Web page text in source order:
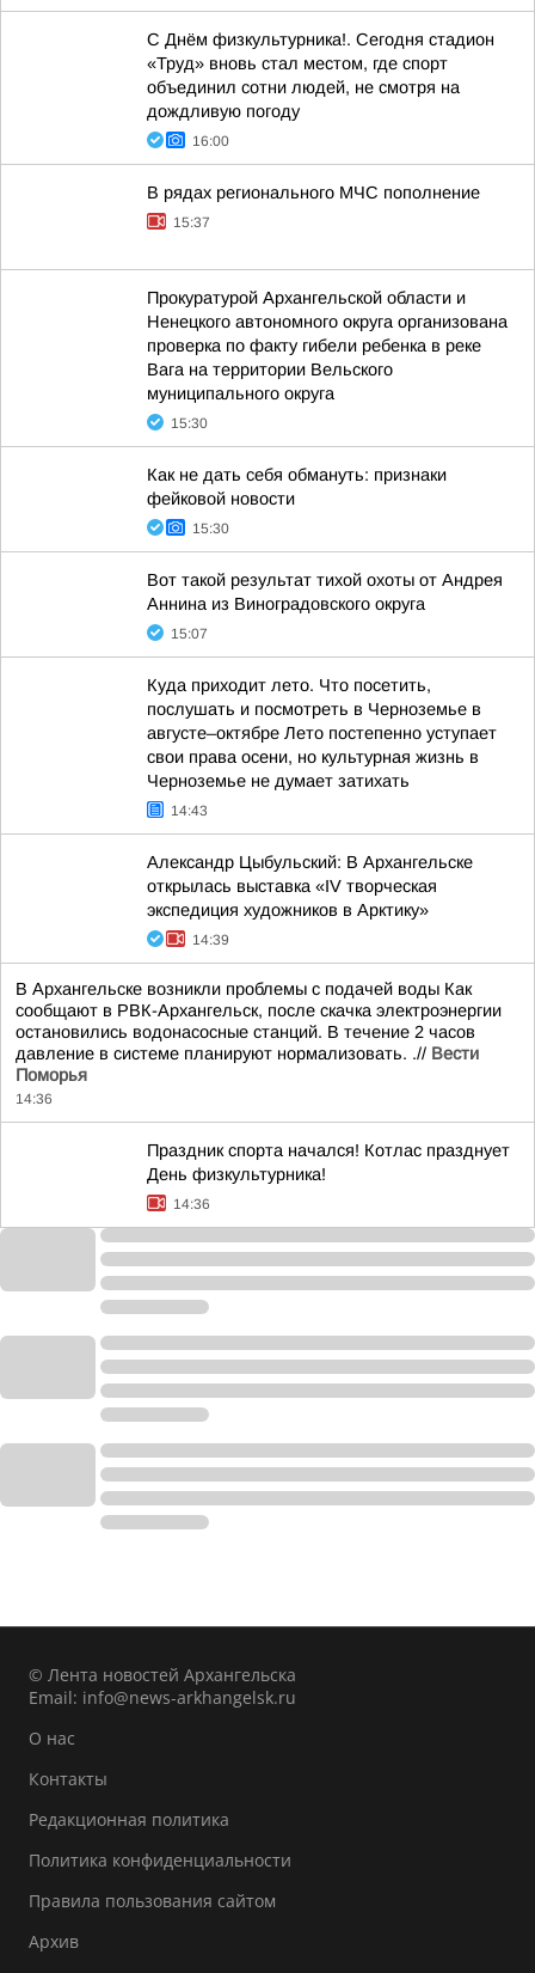
С Днём физкультурника!. Сегодня стадион
«Труд» вновь стал местом, где спорт
объединил сотни людей, не смотря на
дождливую погоду
16:00
В рядах регионального МЧС пополнение
15:37
Прокуратурой Архангельской области и
Ненецкого автономного округа организована
проверка по факту гибели ребенка в реке
Вага на территории Вельского
муниципального округа
15:30
Как не дать себя обмануть: признаки
фейковой новости
15:30
Вот такой результат тихой охоты от Андрея
Аннина из Виноградовского округа
15:07
Куда приходит лето. Что посетить,
послушать и посмотреть в Черноземье в
августе–октябре Лето постепенно уступает
свои права осени, но культурная жизнь в
Черноземье не думает затихать
14:43
Александр Цыбульский: В Архангельске
открылась выставка «IV творческая
экспедиция художников в Арктику»
14:39
В Архангельске возникли проблемы с подачей воды Как
сообщают в РВК-Архангельск, после скачка электроэнергии
остановились водонасосные станций. В течение 2 часов
давление в системе планируют нормализовать. .// Вести
Поморья
14:36
Праздник спорта начался! Котлас празднует
День физкультурника!
14:36
© Лента новостей Архангельска
Email: info@news-arkhangelsk.ru
О нас
Контакты
Редакционная политика
Политика конфиденциальности
Правила пользования сайтом
Архив